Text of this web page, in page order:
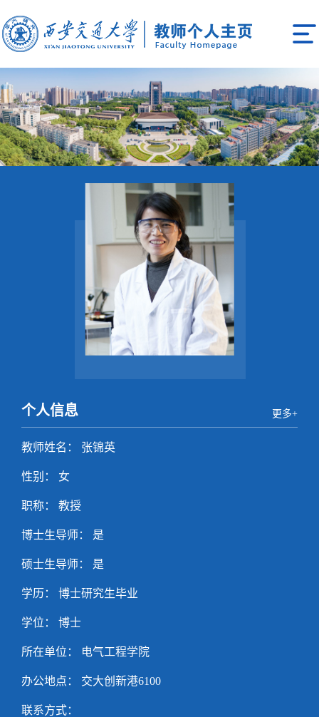
个人信息 更多+
教师姓名： 张锦英
性别： 女
职称： 教授
博士生导师： 是
硕士生导师： 是
学历： 博士研究生毕业
学位： 博士
所在单位： 电气工程学院
办公地点： 交大创新港6100
联系方式：